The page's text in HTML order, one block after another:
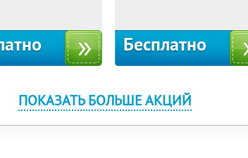
Бесплатно
ПОКАЗАТЬ БОЛЬШЕ АКЦИЙ